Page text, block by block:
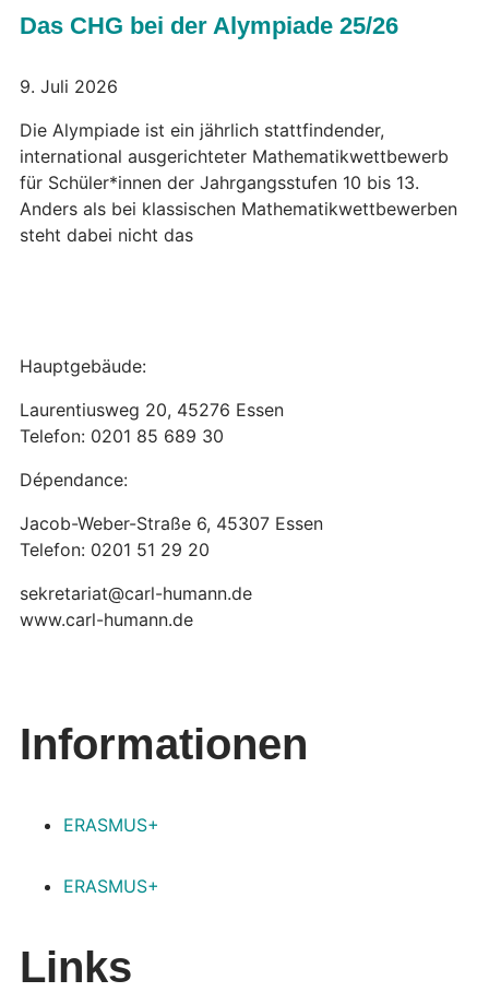
Das CHG bei der Alympiade 25/26
9. Juli 2026
Die Alympiade ist ein jährlich stattfindender,
international ausgerichteter Mathematikwettbewerb
für Schüler*innen der Jahrgangsstufen 10 bis 13.
Anders als bei klassischen Mathematikwettbewerben
steht dabei nicht das
Hauptgebäude:
Laurentiusweg 20, 45276 Essen
Telefon: 0201 85 689 30
Dépendance:
Jacob-Weber-Straße 6, 45307 Essen
Telefon: 0201 51 29 20
sekretariat@carl-humann.de
www.carl-humann.de
Informationen
ERASMUS+
ERASMUS+
Links